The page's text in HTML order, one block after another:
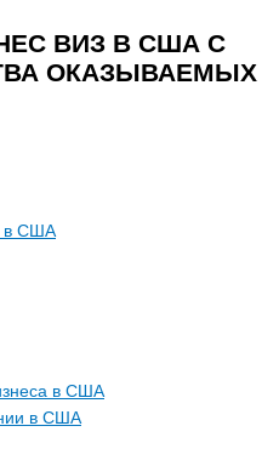
ВИЗ В США С
ОКАЗЫВАЕМЫХ
в США
в США
в США